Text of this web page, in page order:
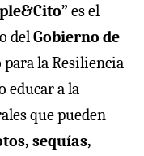
es el
delGobierno de
la Resiliencia
educar a la
que pueden
sequías,